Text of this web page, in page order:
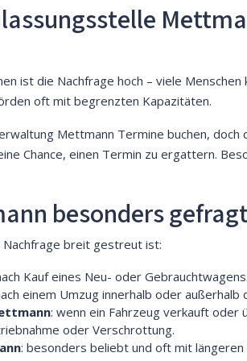
ist die Nachfrage hoch – viele
oft mit begrenzten Kapazitäten.
Mettmann Termine buchen,
Chance, einen Termin zu ergattern.
besonders
Nachfrage breit gestreut ist:
Kauf eines Neu- oder Gebrauchtwagens.
einem Umzug innerhalb oder außerhalb
: wenn ein Fahrzeug verkauft oder
oder Verschrottung.
: besonders beliebt und oft mit